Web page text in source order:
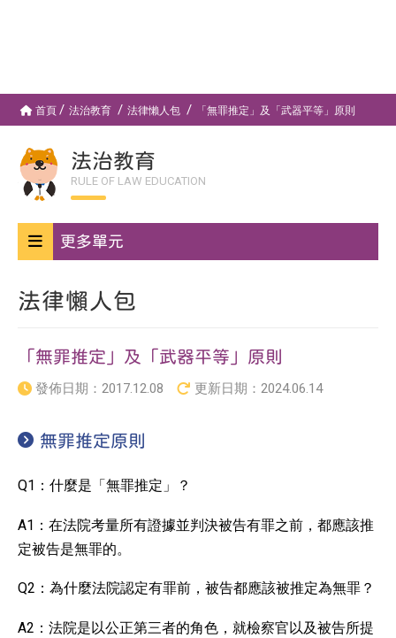
首頁 法治教育 法律懶人包 「無罪推定」及「武器平等」原則
法治教育
RULE OF LAW EDUCATION
更多單元
法律懶人包
「無罪推定」及「武器平等」原則
發佈日期： 2017.12.08 更新日期： 2024.06.14
無罪推定原則
Q1：什麼是「無罪推定」？
A1：在法院考量所有證據並判決被告有罪之前，都應該推
定被告是無罪的。
Q2：為什麼法院認定有罪前，被告都應該被推定為無罪？
A2：法院是以公正第三者的角色，就檢察官以及被告所提